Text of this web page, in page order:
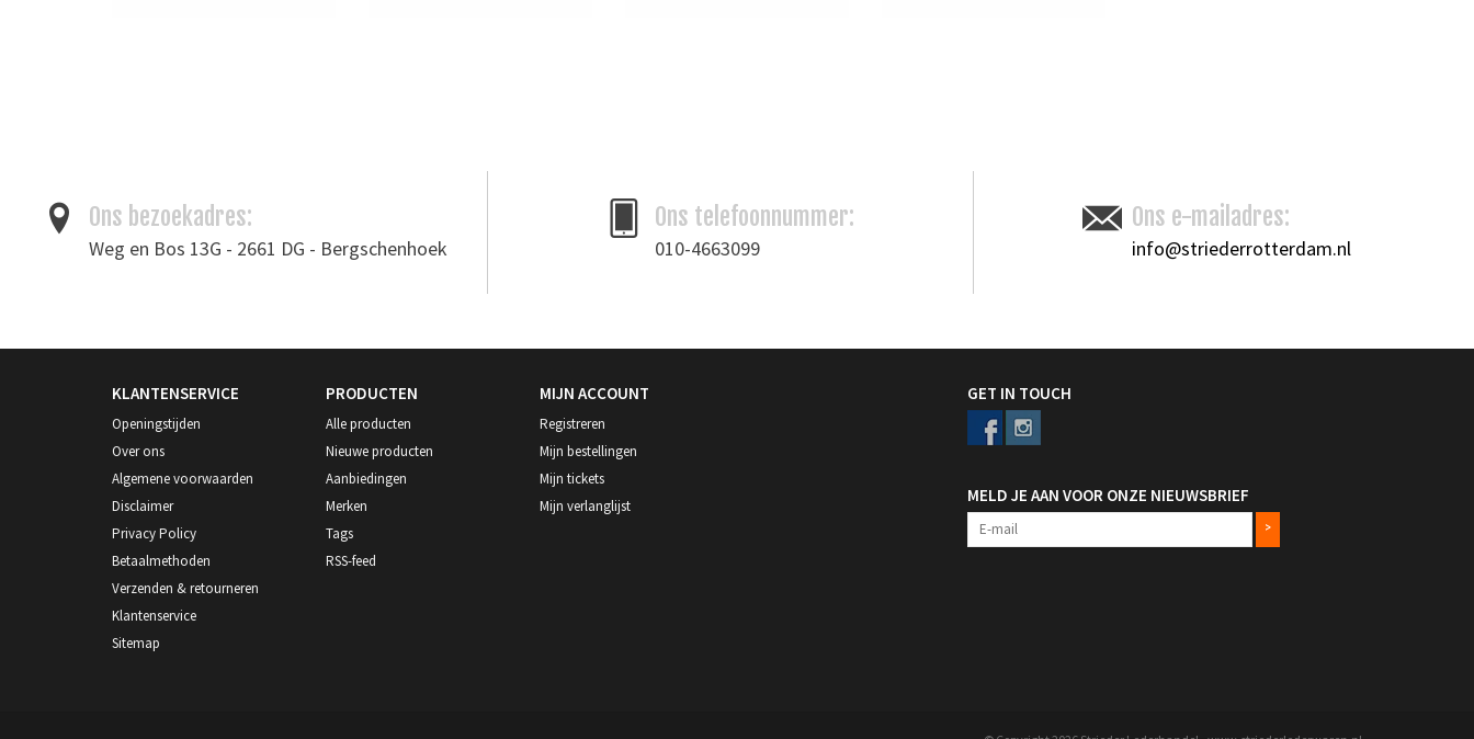
Ons bezoekadres:
Weg en Bos 13G - 2661 DG - Bergschenhoek
Ons telefoonnummer:
010-4663099
Ons e-mailadres:
info@striederrotterdam.nl
KLANTENSERVICE
Openingstijden
Over ons
Algemene voorwaarden
Disclaimer
Privacy Policy
Betaalmethoden
Verzenden & retourneren
Klantenservice
Sitemap
PRODUCTEN
Alle producten
Nieuwe producten
Aanbiedingen
Merken
Tags
RSS-feed
MIJN ACCOUNT
Registreren
Mijn bestellingen
Mijn tickets
Mijn verlanglijst
GET IN TOUCH
MELD JE AAN VOOR ONZE NIEUWSBRIEF
>